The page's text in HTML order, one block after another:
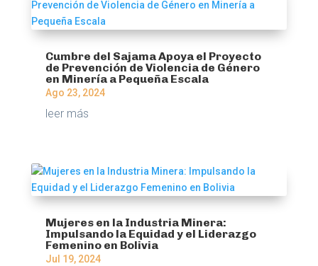
Cumbre del Sajama Apoya el Proyecto
de Prevención de Violencia de Género
en Minería a Pequeña Escala
Ago 23, 2024
leer más
Mujeres en la Industria Minera:
Impulsando la Equidad y el Liderazgo
Femenino en Bolivia
Jul 19, 2024